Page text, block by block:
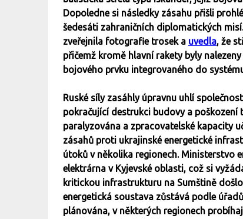
Dopoledne si následky zásahu přišli
šedesáti zahraničních diplomatických
zveřejnila fotografie trosek a uvedla, že
přičemž kromě hlavní rakety byly
bojového prvku integrovaného do
Ruské síly zasáhly úpravnu uhlí
pokračující destrukci budovy a
paralyzována a zpracovatelské kapacity
zásahů proti ukrajinské energetické
útoků v několika regionech. Ministerstvo
elektrárna v Kyjevské oblasti, což si
kritickou infrastrukturu na Sumštině
energetická soustava zůstává podle
plánována, v některých regionech